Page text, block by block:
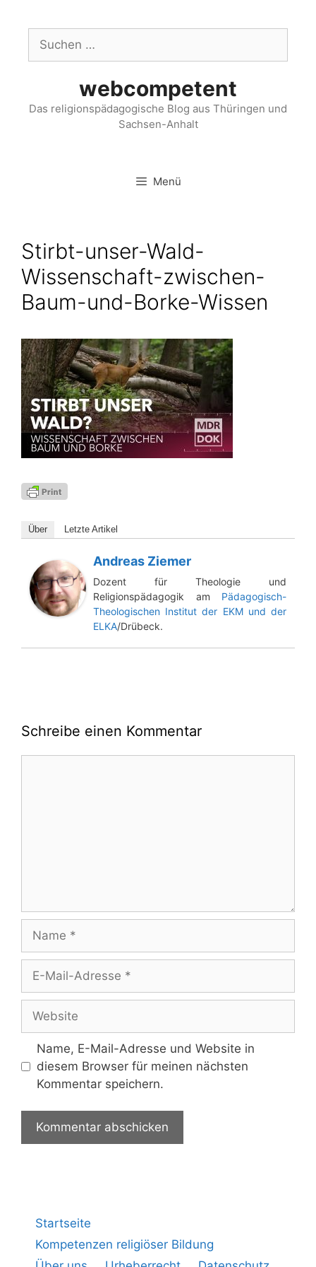
webcompetent
Das religionspädagogische Blog aus Thüringen und
Sachsen-Anhalt
Menü
Stirbt-unser-Wald-
Wissenschaft-zwischen-
Baum-und-Borke-Wissen
Über Letz­te Artikel
Andreas Ziemer
Dozent für Theologie und
Religionspädagogik am Pädagogisch-
Theologischen Institut der EKM und der
ELKA/Drübeck.
Schreibe einen Kommentar
Name, E-Mail-Adresse und Website in
diesem Browser für meinen nächsten
Kommentar speichern.
Startseite
Kompetenzen religiöser Bildung